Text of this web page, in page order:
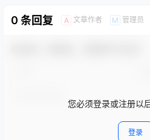
0 条回复 A 文章作者 M 管理员
您必须登录或注册以
登录